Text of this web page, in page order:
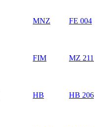
MNZ FE 004
FIM MZ 211
HB HB 206